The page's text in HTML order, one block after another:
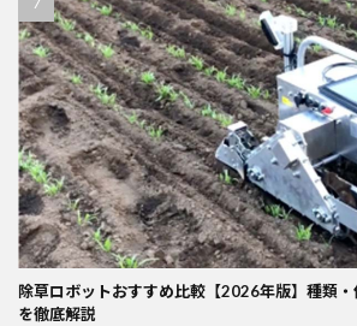
除草ロボットおすすめ比較【2026年版】種類
を徹底解説